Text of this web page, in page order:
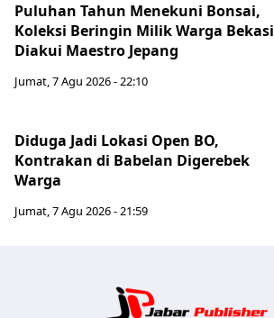
Puluhan Tahun Menekuni Bonsai,
Koleksi Beringin Milik Warga Bekasi
Diakui Maestro Jepang
Jumat, 7 Agu 2026 - 22:10
Diduga Jadi Lokasi Open BO,
Kontrakan di Babelan Digerebek
Warga
Jumat, 7 Agu 2026 - 21:59